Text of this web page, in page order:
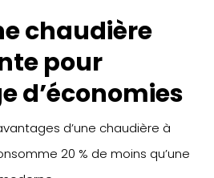
chaudière
pour
d’économies
d’une chaudière à
20 % de moins qu’une